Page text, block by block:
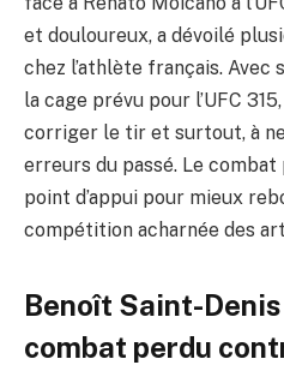
et douloureux, a dévoilé
chez l’athlète français. Avec
la cage prévu pour l’UFC
corriger le tir et surtout, à
erreurs du passé. Le combat
point d’appui pour mieux
compétition acharnée des
Benoît Saint-
combat perdu